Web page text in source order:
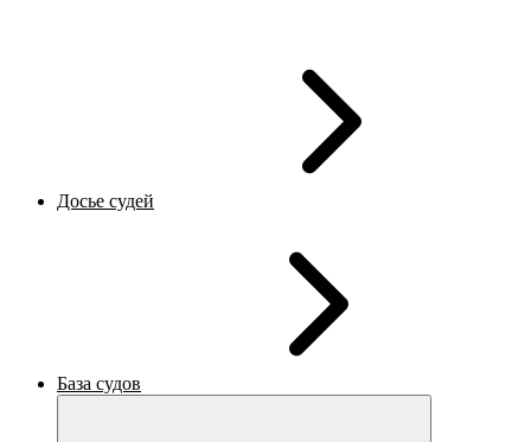
Досье судей
База судов